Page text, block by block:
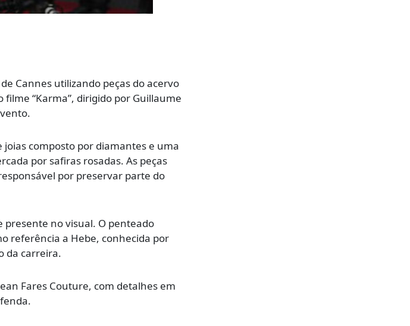
Cannes utilizando peças do acervo
filme “Karma”, dirigido por Guillaume
composto por diamantes e uma
por safiras rosadas. As peças
por preservar parte do
no visual. O penteado
referência a Hebe, conhecida por
da carreira.
Fares Couture, com detalhes em